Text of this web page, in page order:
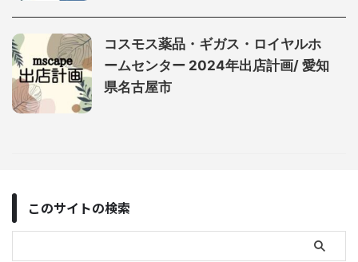
コスモス薬品・ギガス・ロイヤルホ
ームセンター 2024年出店計画/ 愛知
県名古屋市
このサイトの検索